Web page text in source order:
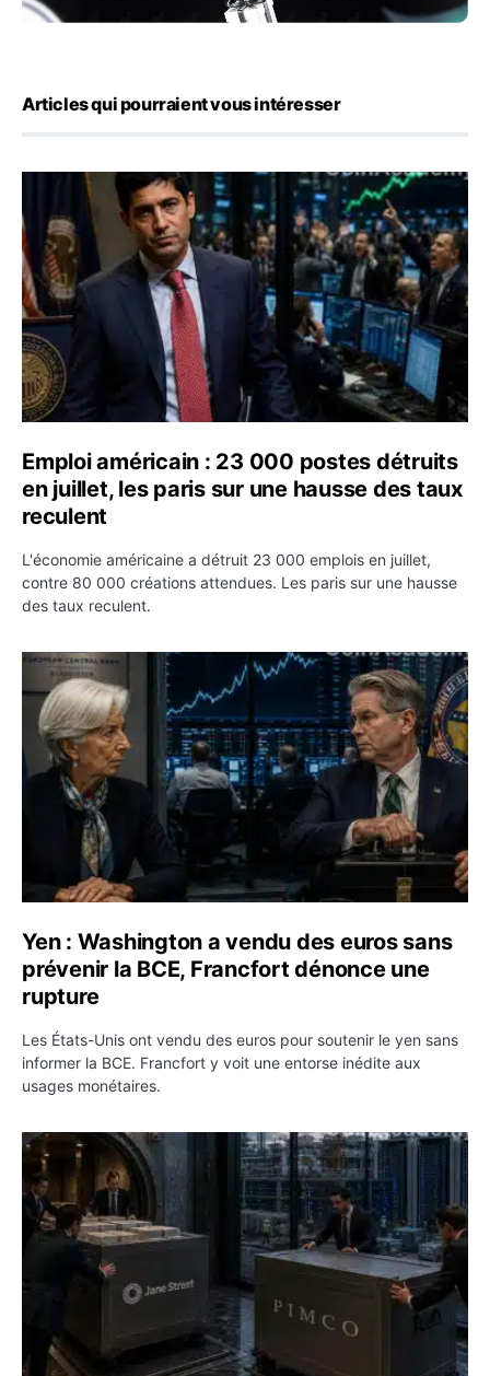
Articles qui pourraient vous intéresser
Emploi américain : 23 000 postes détruits en juillet, les
Emploi américain : 23 000 postes détruits
en juillet, les paris sur une hausse des taux
reculent
L'économie américaine a détruit 23 000 emplois en juillet,
contre 80 000 créations attendues. Les paris sur une hausse
des taux reculent.
Yen : Washington a vendu des euros sans prévenir la
Yen : Washington a vendu des euros sans
prévenir la BCE, Francfort dénonce une
rupture
Les États-Unis ont vendu des euros pour soutenir le yen sans
informer la BCE. Francfort y voit une entorse inédite aux
usages monétaires.
Jane Street négocie le transfert de 11 milliards de